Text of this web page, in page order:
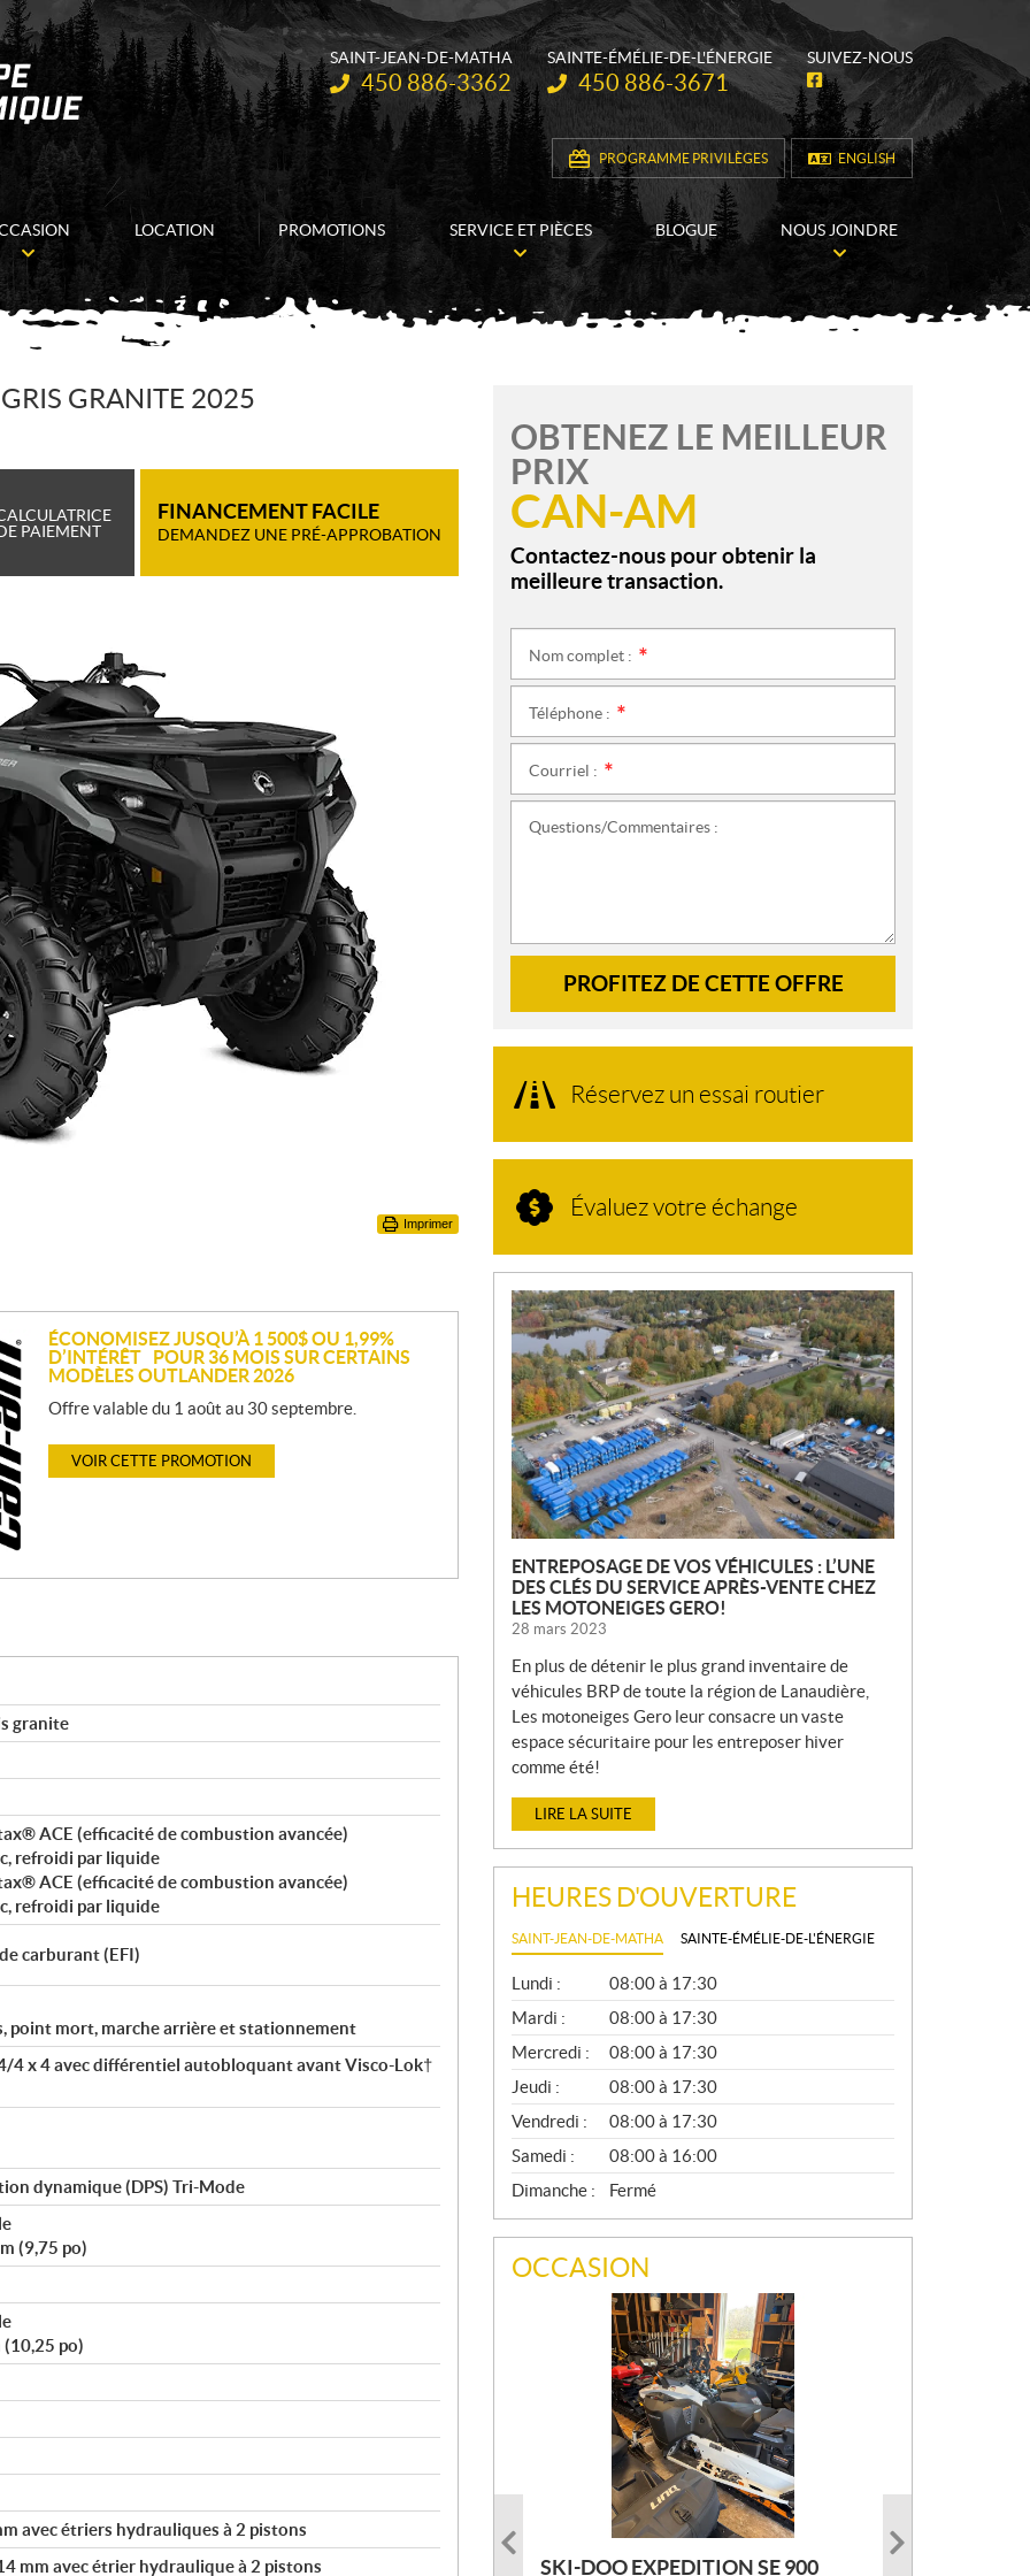
SAINT-JEAN-DE-MATHA
Téléphone :
450 886-3362
SAINTE-ÉMÉLIE-DE-L'ÉNERGIE
Téléphone :
450 886-3671
SUIVEZ-NOUS
F
a
c
e
b
o
o
PROGRAMME PRIVILÈGES ENGLISH
LOCATION PROMOTIONS SERVICE ET PIÈCES BLOGUE NOUS JOINDRE
GRANITE 2025
PAIEMENT
FINANCEMENT FACILE
DEMANDEZ UNE PRÉ-APPROBATION
Imprimer
ÉCONOMISEZ JUSQU’À 1 500$ OU 1,99%
D’INTÉRÊT POUR 36 MOIS SUR CERTAINS
MODÈLES OUTLANDER 2026
Offre valable du 1 août au 30 septembre.
VOIR CETTE PROMOTION
granite
ACE (efficacité de combustion avancée)
refroidi par liquide
ACE (efficacité de combustion avancée)
refroidi par liquide
carburant (EFI)
point mort, marche arrière et stationnement
4 x 4 avec différentiel autobloquant avant Visco-Lok†
dynamique (DPS) Tri-Mode
(9,75 po)
po)
avec étriers hydrauliques à 2 pistons
mm avec étrier hydraulique à 2 pistons
OBTENEZ LE MEILLEUR
PRIX
CAN-AM
Contactez-nous pour obtenir la
meilleure transaction.
Nom complet :
Téléphone :
Courriel :
Questions/Commentaires :
PROFITEZ DE CETTE OFFRE
Réservez un essai routier
Évaluez votre échange
N
O
U
V
E
L
L
E
S
ENTREPOSAGE DE VOS VÉHICULES : L’UNE
DES CLÉS DU SERVICE APRÈS-VENTE CHEZ
LES MOTONEIGES GERO!
28 mars 2023
En plus de détenir le plus grand inventaire de
véhicules BRP de toute la région de Lanaudière,
Les motoneiges Gero leur consacre un vaste
espace sécuritaire pour les entreposer hiver
comme été!
LIRE LA SUITE
HEURES D'OUVERTURE
SAINT-JEAN-DE-MATHA SAINTE-ÉMÉLIE-DE-L'ÉNERGIE
G
É
N
É
R
A
L
Lundi :
08:00 à 17:30
Mardi :
08:00 à 17:30
Mercredi :
08:00 à 17:30
Jeudi :
08:00 à 17:30
Vendredi :
08:00 à 17:30
Samedi :
08:00 à 16:00
Dimanche :
Fermé
OCCASION
SKI-DOO EXPEDITION SE 900
ARMADA ECOLO 147 2022
PRINCECRAFT SUPER PRO 166